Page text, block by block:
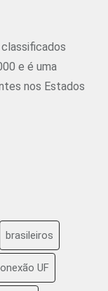
classificados
e é uma
nos Estados
brasileiros
UF